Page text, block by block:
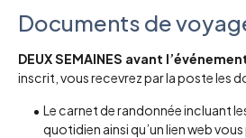
Documents de
DEUX SEMAINES avant
inscrit, vous recevrez par la poste les
Le carnet de randonnée incluant
quotidien ainsi qu’un lien web